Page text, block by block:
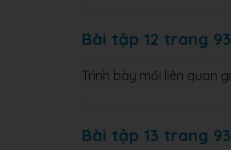
Bài tập 12 trang
Trình bày mối liên quan
Bài tập 13 trang